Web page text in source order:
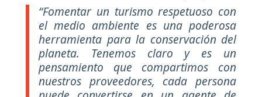
“Fomentar un turismo respetuoso con
el medio ambiente es una poderosa
herramienta para la conservación del
planeta. Tenemos claro y es un
pensamiento que compartimos con
nuestros proveedores, cada persona